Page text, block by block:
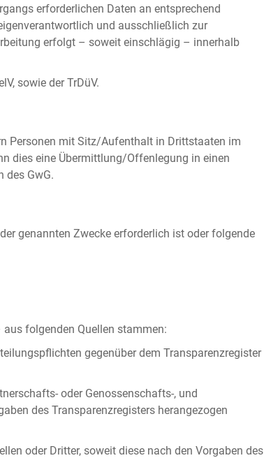
erforderlichen Daten an entsprechend
und ausschließlich zur
erfolgt – soweit einschlägig – innerhalb
sowie der TrDüV.
Personen mit Sitz/Aufenthalt in Drittstaaten im
dies eine Übermittlung/Offenlegung in einen
des GwG.
genannten Zwecke erforderlich ist oder folgende
folgenden Quellen stammen:
gegenüber dem Transparenzregister
oder Genossenschafts-, und
des Transparenzregisters herangezogen
oder Dritter, soweit diese nach den Vorgaben des